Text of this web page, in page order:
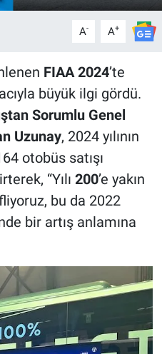
A- A+
FIAA 2024’te
büyük ilgi gördü.
Sorumlu Genel
Uzunay, 2024 yılının
otobüs satışı
“Yılı 200’e yakın
bu da 2022
bir artış anlamına